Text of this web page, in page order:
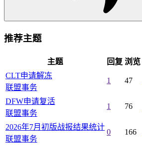
推荐主题
主题 回复 浏览
CLT申请解冻
联盟事务
1 47
DFW申请复活
联盟事务
1 76
2026年7月初版战报结果统计
联盟事务
0 166